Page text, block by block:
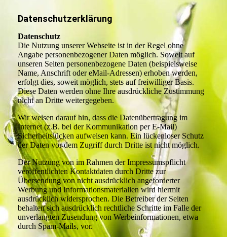
Datenschutzerklärung
Datenschutz
Die Nutzung unserer Webseite ist in der Regel ohne
Angabe personenbezogener Daten möglich. Soweit auf
unseren Seiten personenbezogene Daten (beispielsweise
Name, Anschrift oder eMail-Adressen) erhoben werden,
erfolgt dies, soweit möglich, stets auf freiwilliger Basis.
Diese Daten werden ohne Ihre ausdrückliche Zustimmung
nicht an Dritte weitergegeben.
Wir weisen darauf hin, dass die Datenübertragung im
Internet (z.B. bei der Kommunikation per E-Mail)
Sicherheitslücken aufweisen kann. Ein lückenloser Schutz
der Daten vor dem Zugriff durch Dritte ist nicht möglich.
Der Nutzung von im Rahmen der Impressumspflicht
veröffentlichten Kontaktdaten durch Dritte zur
Übersendung von nicht ausdrücklich angeforderter
Werbung und Informationsmaterialien wird hiermit
ausdrücklich widersprochen. Die Betreiber der Seiten
behalten sich ausdrücklich rechtliche Schritte im Falle der
unverlangten Zusendung von Werbeinformationen, etwa
durch Spam-Mails, vor.